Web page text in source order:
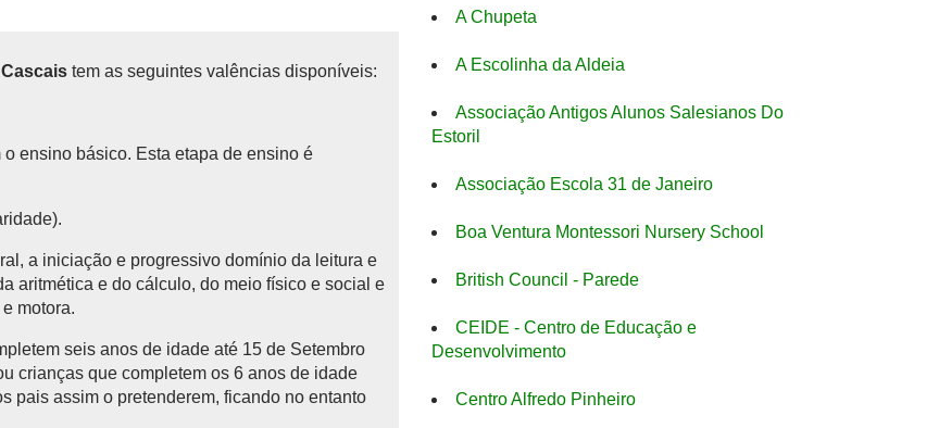
tem as seguintes valências disponíveis:
o ensino básico. Esta etapa de ensino é
a iniciação e progressivo domínio da leitura e
aritmética e do cálculo, do meio físico e social e
motora.
seis anos de idade até 15 de Setembro
crianças que completem os 6 anos de idade
pais assim o pretenderem, ficando no entanto
A Chupeta
A Escolinha da Aldeia
Associação Antigos Alunos Salesianos Do
Estoril
Associação Escola 31 de Janeiro
Boa Ventura Montessori Nursery School
British Council - Parede
CEIDE - Centro de Educação e
Desenvolvimento
Centro Alfredo Pinheiro